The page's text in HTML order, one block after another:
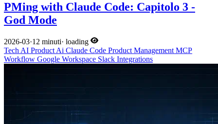
PMing with Claude Code: Capitolo 3 -
God Mode
2026-03·12 minuti· loading
Tech AI Product Ai Claude Code Product Management MCP
Workflow Google Workspace Slack Integrations